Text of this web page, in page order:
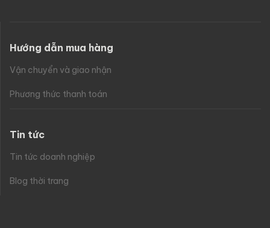
Hướng dẫn mua hàng
Vận chuyển và giao nhận
Phương thức thanh toán
Tin tức
Tin tức doanh nghiệp
Blog thời trang